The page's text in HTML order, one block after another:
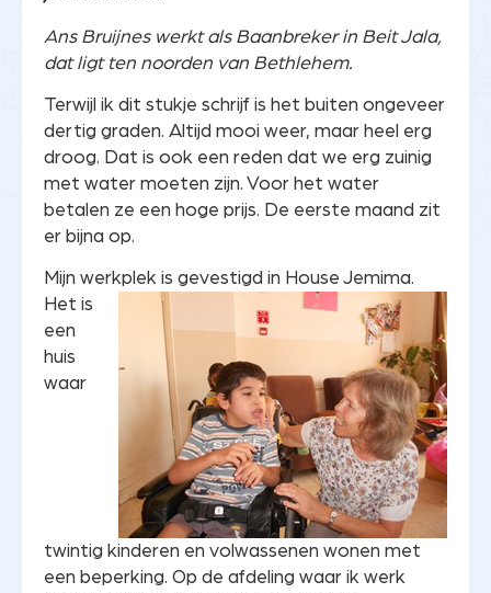
Ans Bruijnes werkt als Baanbreker in Beit Jala,
dat ligt ten noorden van Bethlehem.
Terwijl ik dit stukje schrijf is het buiten ongeveer
dertig graden. Altijd mooi weer, maar heel erg
droog. Dat is ook een reden dat we erg zuinig
met water moeten zijn. Voor het water
betalen ze een hoge prijs. De eerste maand zit
er bijna op.
Mijn werkplek is gevestigd in House Jemima.
Het is
een
huis
waar
twintig kinderen en volwassenen wonen met
een beperking. Op de afdeling waar ik werk